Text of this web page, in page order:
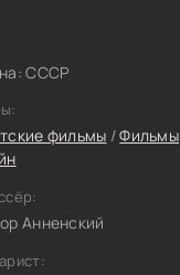
СССР
фильмы /Фильмы
Анненский